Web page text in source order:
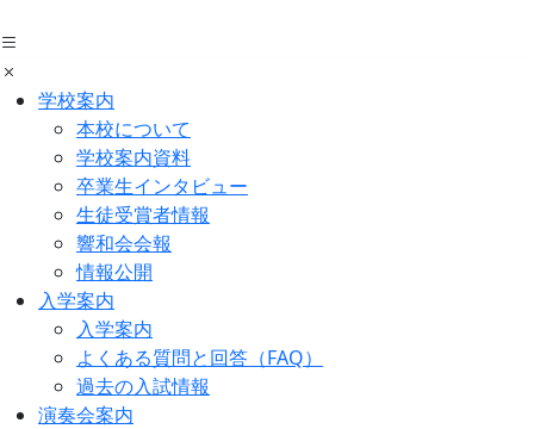
to
the
content学校案内
本校について
学校案内資料
卒業生インタビュー
生徒受賞者情報
響和会会報
情報公開
入学案内
入学案内
よくある質問と回答（FAQ）
過去の入試情報
演奏会案内